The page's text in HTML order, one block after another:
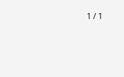
1 / 1